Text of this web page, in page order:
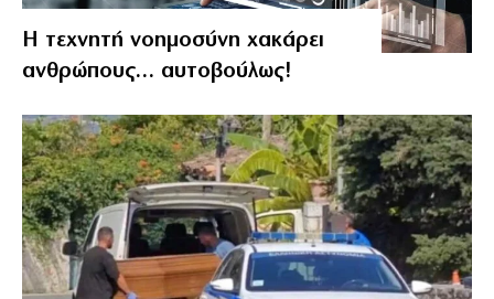
Η τεχνητή νοημοσύνη χακάρει
ανθρώπους… αυτοβούλως!